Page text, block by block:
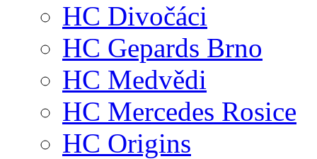
HC Divočáci
HC Gepards Brno
HC Medvědi
HC Mercedes Rosice
HC Origins